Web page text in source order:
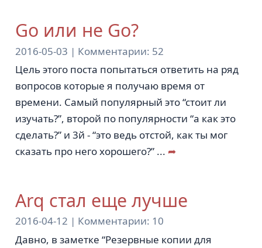
Go или не Go?
2016-05-03 | Комментарии: 52
Цель этого поста попытаться ответить на ряд
вопросов которые я получаю время от
времени. Самый популярный это “стоит ли
изучать?”, второй по популярности “а как это
сделать?” и 3й - “это ведь отстой, как ты мог
сказать про него хорошего?” ... ➦
Arq стал еще лучше
2016-04-12 | Комментарии: 10
Давно, в заметке “Резервные копии для